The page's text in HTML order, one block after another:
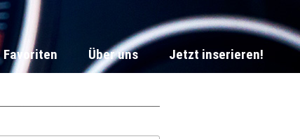
Favoriten Über uns Jetzt inserieren!